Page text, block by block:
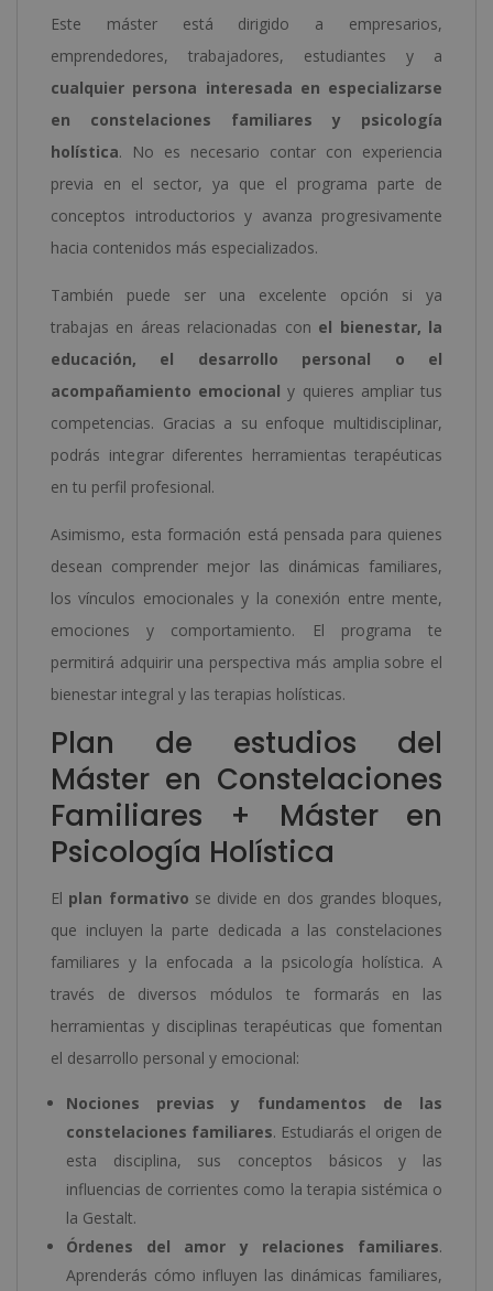
Este máster está dirigido a empresarios,
emprendedores, trabajadores, estudiantes y a
cualquier persona interesada en especializarse
en constelaciones familiares y psicología
holística. No es necesario contar con experiencia
previa en el sector, ya que el programa parte de
conceptos introductorios y avanza progresivamente
hacia contenidos más especializados.
También puede ser una excelente opción si ya
trabajas en áreas relacionadas con el bienestar, la
educación, el desarrollo personal o el
acompañamiento emocional y quieres ampliar tus
competencias. Gracias a su enfoque multidisciplinar,
podrás integrar diferentes herramientas terapéuticas
en tu perfil profesional.
Asimismo, esta formación está pensada para quienes
desean comprender mejor las dinámicas familiares,
los vínculos emocionales y la conexión entre mente,
emociones y comportamiento. El programa te
permitirá adquirir una perspectiva más amplia sobre el
bienestar integral y las terapias holísticas.
Plan de estudios del
Máster en Constelaciones
Familiares + Máster en
Psicología Holística
El plan formativo se divide en dos grandes bloques,
que incluyen la parte dedicada a las constelaciones
familiares y la enfocada a la psicología holística. A
través de diversos módulos te formarás en las
herramientas y disciplinas terapéuticas que fomentan
el desarrollo personal y emocional:
Nociones previas y fundamentos de las
constelaciones familiares. Estudiarás el origen de
esta disciplina, sus conceptos básicos y las
influencias de corrientes como la terapia sistémica o
la Gestalt.
Órdenes del amor y relaciones familiares.
Aprenderás cómo influyen las dinámicas familiares,